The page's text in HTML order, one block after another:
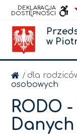
DEKLARACJA
DOSTĘPNOŚCI
w
/ dla
osobowych
RODO